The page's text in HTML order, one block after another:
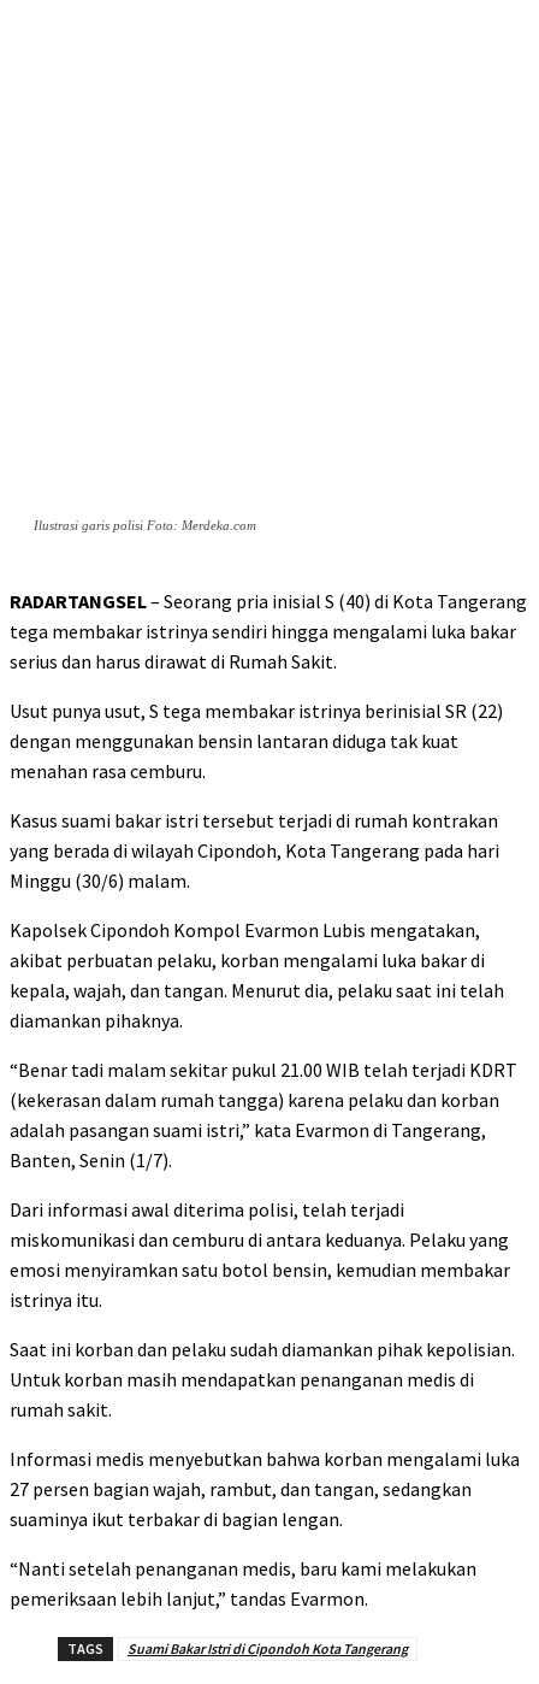
Ilustrasi garis polisi Foto: Merdeka.com
RADARTANGSEL– Seorang pria inisial S (40) di Kota Tangerang
tega membakar istrinya sendiri hingga mengalami luka bakar
serius dan harus dirawat di Rumah Sakit.
Usut punya usut, S tega membakar istrinya berinisial SR (22)
dengan menggunakan bensin lantaran diduga tak kuat
menahan rasa cemburu.
Kasus suami bakar istri tersebut terjadi di rumah kontrakan
yang berada di wilayah Cipondoh, Kota Tangerang pada hari
Minggu (30/6) malam.
Kapolsek Cipondoh Kompol Evarmon Lubis mengatakan,
akibat perbuatan pelaku, korban mengalami luka bakar di
kepala, wajah, dan tangan. Menurut dia, pelaku saat ini telah
diamankan pihaknya.
“Benar tadi malam sekitar pukul 21.00 WIB telah terjadi KDRT
(kekerasan dalam rumah tangga) karena pelaku dan korban
adalah pasangan suami istri,” kata Evarmon di Tangerang,
Banten, Senin (1/7).
Dari informasi awal diterima polisi, telah terjadi
miskomunikasi dan cemburu di antara keduanya. Pelaku yang
emosi menyiramkan satu botol bensin, kemudian membakar
istrinya itu.
Saat ini korban dan pelaku sudah diamankan pihak kepolisian.
Untuk korban masih mendapatkan penanganan medis di
rumah sakit.
Informasi medis menyebutkan bahwa korban mengalami luka
27 persen bagian wajah, rambut, dan tangan, sedangkan
suaminya ikut terbakar di bagian lengan.
“Nanti setelah penanganan medis, baru kami melakukan
pemeriksaan lebih lanjut,” tandas Evarmon.
TAGS Suami Bakar Istri di Cipondoh Kota Tangerang